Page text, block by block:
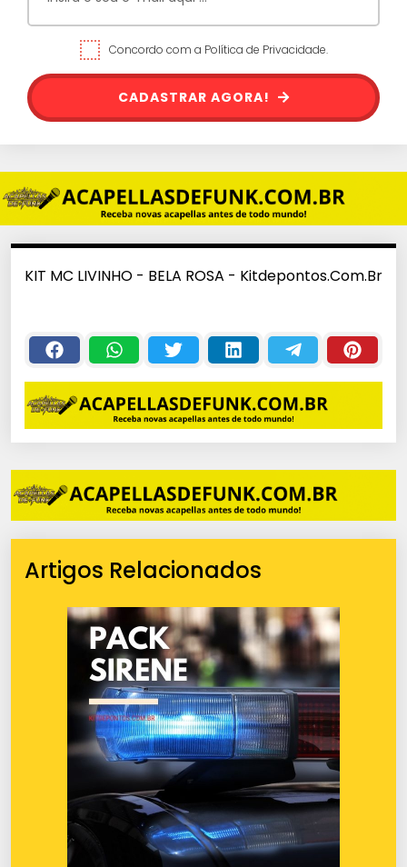
Concordo com a Política de Privacidade.
CADASTRAR AGORA!
KIT MC LIVINHO - BELA ROSA - Kitdepontos.Com.Br
Artigos Relacionados